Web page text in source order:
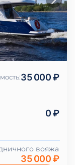
:35 000 ₽
0 ₽
вояжа
35 000 ₽